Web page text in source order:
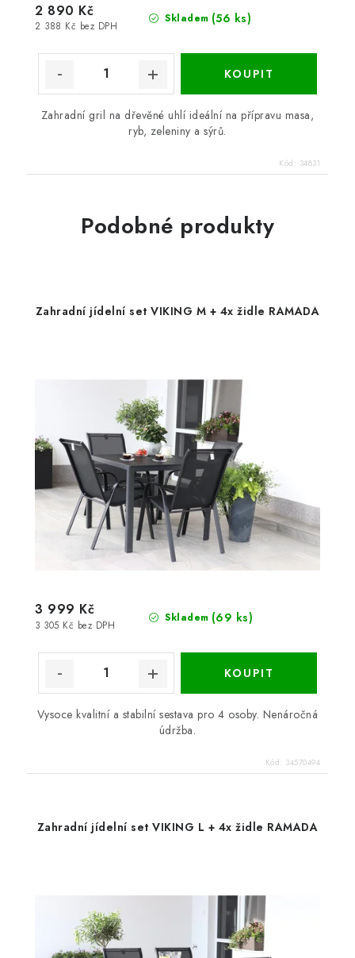
Skladem (56 ks)
2 388 Kč bez DPH
2 890 Kč
Zahradní gril na dřevěné uhlí ideální na přípravu masa,
ryb, zeleniny a sýrů.
Kód: 34831
Podobné produkty
Zahradní jídelní set VIKING M + 4x židle RAMADA
Skladem (69 ks)
3 305 Kč bez DPH
3 999 Kč
Vysoce kvalitní a stabilní sestava pro 4 osoby. Nenáročná
údržba.
Kód: 34570494
Zahradní jídelní set VIKING L + 4x židle RAMADA